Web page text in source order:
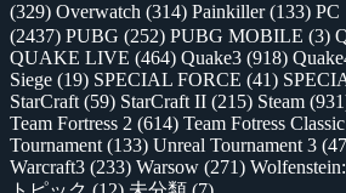
(329) Overwatch (314) Painkiller(133) PC
(2437) PUBG (252) PUBG MOBILE (3)
QUAKE LIVE (464) Quake3 (918)
Siege (19) SPECIAL FORCE (41)
StarCraft (59) StarCraft II (215) Steam
Team Fortress 2 (614) Team Fotress Classic
Tournament (133) Unreal Tournament 3
Warcraft3 (233) Warsow (271)